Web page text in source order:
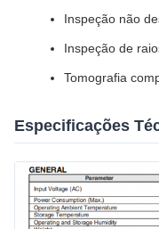
Inspeção não
Inspeção de
Tomografia
Especificações